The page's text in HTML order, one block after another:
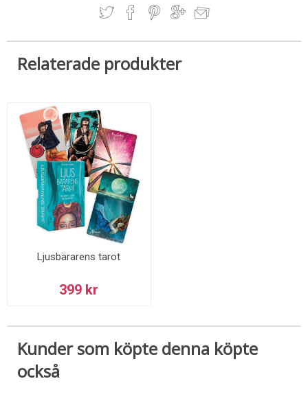
Relaterade produkter
Ljusbärarens tarot
399 kr
Kunder som köpte denna köpte
också